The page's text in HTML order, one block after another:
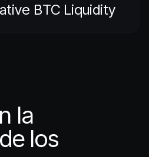
BTC Liquidity
la
los